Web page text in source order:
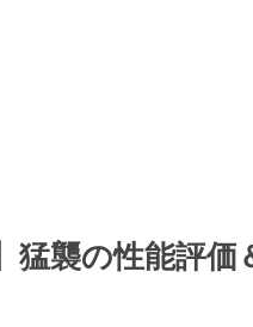
猛襲の性能評価